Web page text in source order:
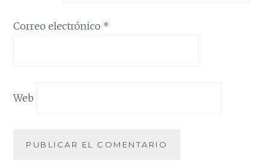
Correo electrónico *
Web